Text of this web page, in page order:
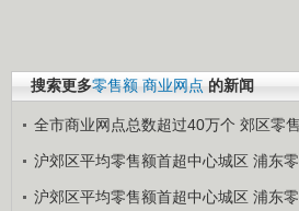
搜索更多零售额 商业网点 的新闻
全市商业网点总数超过40万个 郊区零
沪郊区平均零售额首超中心城区 浦东
沪郊区平均零售额首超中心城区 浦东